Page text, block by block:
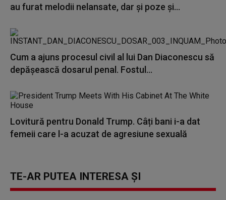
au furat melodii nelansate, dar și poze și...
Cum a ajuns procesul civil al lui Dan Diaconescu să
depășească dosarul penal. Fostul...
Lovitură pentru Donald Trump. Câți bani i-a dat
femeii care l-a acuzat de agresiune sexuală
TE-AR PUTEA INTERESA ȘI